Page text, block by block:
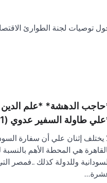
توصيات لجنة الطوارئ
الدهشة* *علم
طاولة السفير عدوي (1-2)..*
يختلف إثنان علي أن سفارة
هي المحطة الأهم بالنسبة
وللدولة كذلك ..فمصر